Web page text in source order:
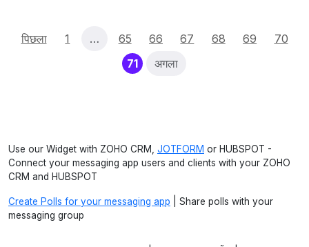
पिछला 1 … 65 66 67 68 69
70
71(current)
अगला
Use our Widget with ZOHO CRM, JOTFORM or HUBSPOT -
Connect your messaging app users and clients with your ZOHO
CRM and HUBSPOT
Create Polls for your messaging app | Share polls with your
messaging group